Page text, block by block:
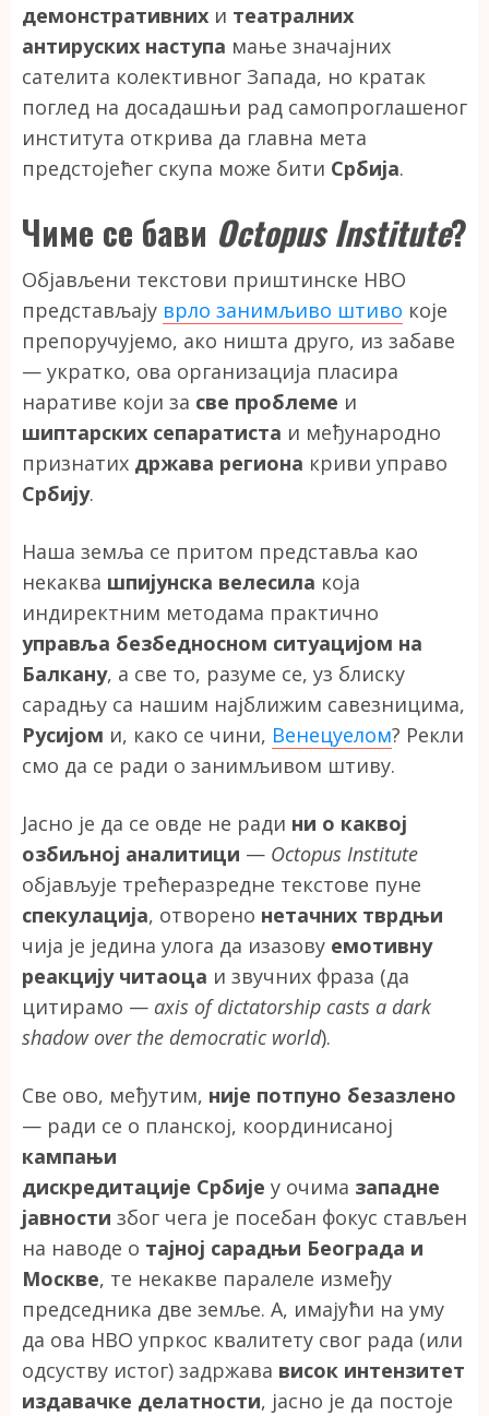
демонстративних и театралних
антируских наступа мање значајних
сателита колективног Запада, но кратак
поглед на досадашњи рад самопроглашеног
института открива да главна мета
предстојећег скупа може бити Србија.
Чиме се бави Octopus Institute?
Објављени текстови приштинске НВО
представљају врло занимљиво штиво које
препоручујемо, ако ништа друго, из забаве
— укратко, ова организација пласира
наративе који за све проблеме и
шиптарских сепаратиста и међународно
признатих држава региона криви управо
Србију.
Наша земља се притом представља као
некаква шпијунска велесила која
индиректним методама практично
управља безбедносном ситуацијом на
Балкану, а све то, разуме се, уз блиску
сарадњу са нашим најближим савезницима,
Русијом и, како се чини, Венецуелом? Рекли
смо да се ради о занимљивом штиву.
Јасно је да се овде не ради ни о каквој
озбиљној аналитици — Octopus Institute
објављује трећеразредне текстове пуне
спекулација, отворено нетачних тврдњи
чија је једина улога да изазову емотивну
реакцију читаоца и звучних фраза (да
цитирамо — axis of dictatorship casts a dark
shadow over the democratic world).
Све ово, међутим, није потпуно безазлено
— ради се о планској, координисаној
кампањи
дискредитације Србије у очима западне
јавности због чега је посебан фокус стављен
на наводе о тајној сарадњи Београда и
Москве, те некакве паралеле између
председника две земље. А, имајући на уму
да ова НВО упркос квалитету свог рада (или
одсуству истог) задржава висок интензитет
издавачке делатности, јасно је да постоје